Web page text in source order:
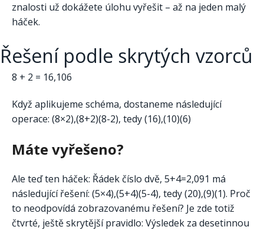
znalosti už dokážete úlohu vyřešit – až na jeden malý
háček.
Řešení podle skrytých vzorců
8 + 2 = 16,106
Když aplikujeme schéma, dostaneme následující
operace: (8×2),(8+2)(8-2), tedy (16),(10)(6)
Máte vyřešeno?
Ale teď ten háček: Řádek číslo dvě, 5+4=2,091 má
následující řešení: (5×4),(5+4)(5-4), tedy (20),(9)(1). Proč
to neodpovídá zobrazovanému řešení? Je zde totiž
čtvrté, ještě skrytější pravidlo: Výsledek za desetinnou